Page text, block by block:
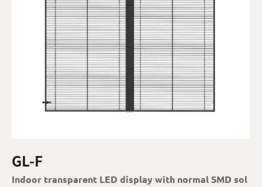
GL-F
Indoor transparent LED display with normal SMD sol